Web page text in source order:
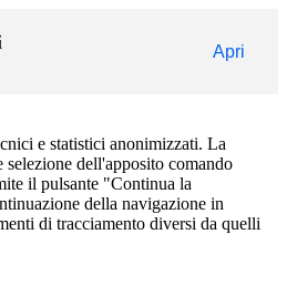
Apri
e statistici anonimizzati. La
selezione dell'apposito comando
il pulsante "Continua la
della navigazione in
di tracciamento diversi da quelli